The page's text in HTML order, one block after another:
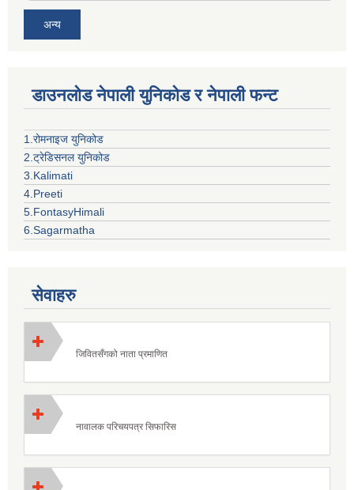
अन्य
डाउनलोड नेपाली युनिकोड र नेपाली फन्ट
1.रोमनाइज युनिकोड
2.ट्रेडिसनल युनिकोड
3.Kalimati
4.Preeti
5.FontasyHimali
6.Sagarmatha
सेवाहरु
जिवितसँगको नाता प्रमाणित
नावालक परिचयपत्र सिफारिस